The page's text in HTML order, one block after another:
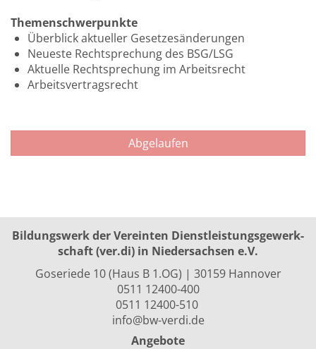
Themenschwerpunkte
Überblick aktueller Gesetzesänderungen
Neueste Rechtsprechung des BSG/LSG
Aktuelle Rechtsprechung im Arbeitsrecht
Arbeitsvertragsrecht
Abgelaufen
Bildungswerk der Vereinten Dienst­leis­tungs­ge­werk­
schaft (ver.di) in Niedersachsen e.V.
Goseriede 10 (Haus B 1.OG) | 30159 Hannover
0511 12400-400
0511 12400-510
info@bw-verdi.de
Angebote